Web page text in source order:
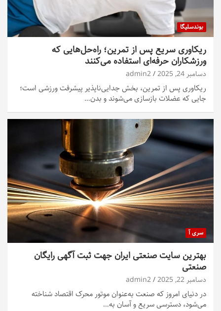
بوندسلیگا
ریکاوری سریع پس از تمرین؛ راه‌حل‌هایی که
ورزشکاران حرفه‌ای استفاده می‌کنند
دسامبر 24, 2025 admin2
ریکاوری پس از تمرین، بخش جدایی‌ناپذیر پیشرفت ورزشی است؛
جایی که عضلات بازسازی می‌شوند و بدن…
سری آ
بهترین ‌سایت صنعتی ایران جهت ثبت آگهی رایگان
صنعتی
دسامبر 22, 2025 admin2
در دنیای امروز که صنعت به‌عنوان موتور محرک اقتصاد شناخته
می‌شود، دسترسی سریع و آسان به…